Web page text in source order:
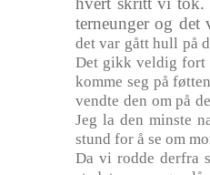
terneunger og det
det var gåtthull på
Det gikk veldig fort
komme seg på
vendte den om på
Jeg la den minste
stund for å se om
Da vi rodde derfra